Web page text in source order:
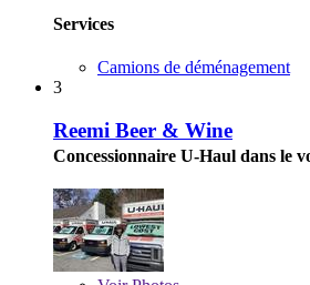
Services
Camions de déménagement
3
Reemi Beer & Wine
Concessionnaire U-Haul dans le